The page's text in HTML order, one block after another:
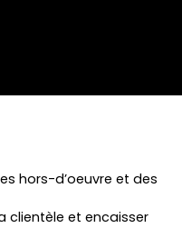
hors-d’oeuvre et des
clientèle et encaisser